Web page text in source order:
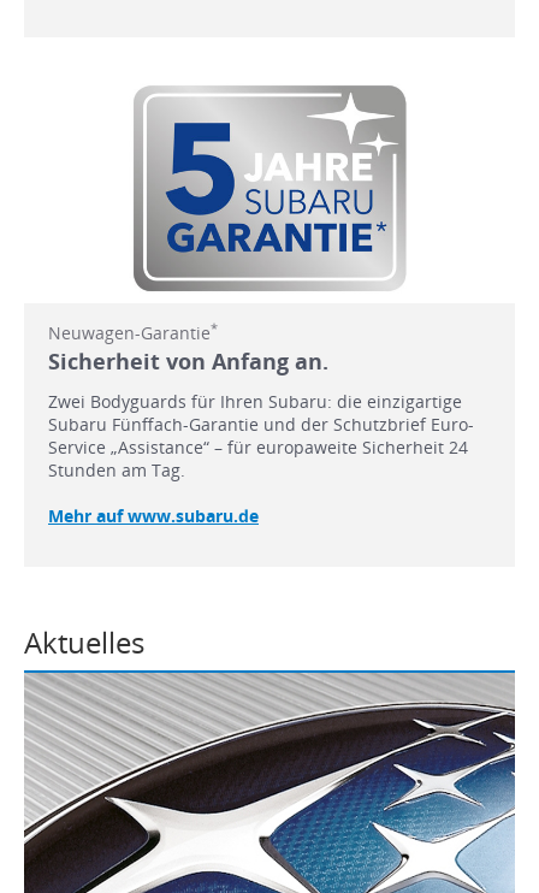
Neuwagen-Garantie*
Sicherheit von Anfang an.
Zwei Bodyguards für Ihren Subaru: die einzigartige
Subaru Fünffach-Garantie und der Schutzbrief Euro-
Service „Assistance“ – für europaweite Sicherheit 24
Stunden am Tag.
Mehr auf www.subaru.de
Aktuelles